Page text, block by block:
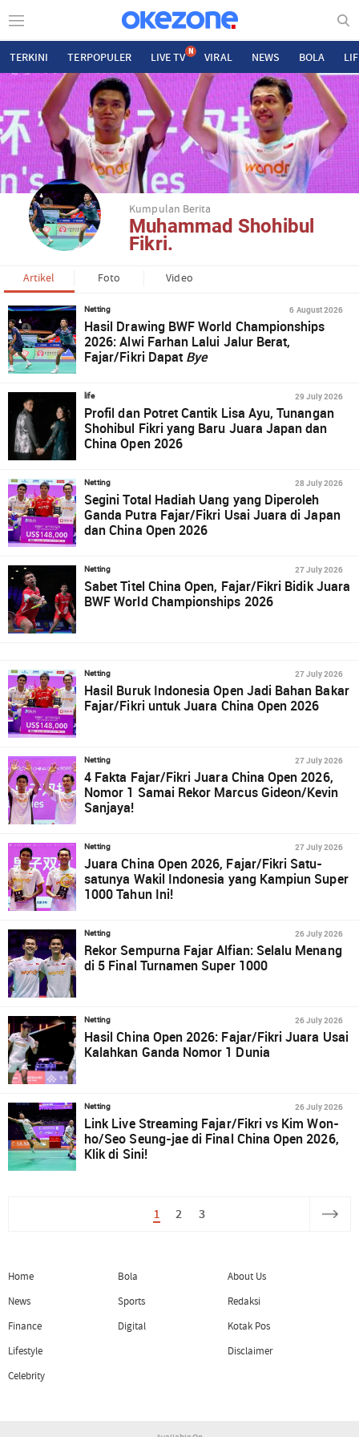
TERKINI TERPOPULER LIVE TV N VIRAL NEWS BOLA
Kumpulan Berita
Muhammad Shohibul
Fikri.
Artikel Foto Video
Netting 6 August 2026
Hasil Drawing BWF World Championships
2026: Alwi Farhan Lalui Jalur Berat,
Fajar/Fikri Dapat Bye
life 29 July 2026
Profil dan Potret Cantik Lisa Ayu, Tunangan
Shohibul Fikri yang Baru Juara Japan dan
China Open 2026
Netting 28 July 2026
Segini Total Hadiah Uang yang Diperoleh
Ganda Putra Fajar/Fikri Usai Juara di Japan
dan China Open 2026
Netting 27 July 2026
Sabet Titel China Open, Fajar/Fikri Bidik Juara
BWF World Championships 2026
Netting 27 July 2026
Hasil Buruk Indonesia Open Jadi Bahan Bakar
Fajar/Fikri untuk Juara China Open 2026
Netting 27 July 2026
4 Fakta Fajar/Fikri Juara China Open 2026,
Nomor 1 Samai Rekor Marcus Gideon/Kevin
Sanjaya!
Netting 27 July 2026
Juara China Open 2026, Fajar/Fikri Satu-
satunya Wakil Indonesia yang Kampiun Super
1000 Tahun Ini!
Netting 26 July 2026
Rekor Sempurna Fajar Alfian: Selalu Menang
di 5 Final Turnamen Super 1000
Netting 26 July 2026
Hasil China Open 2026: Fajar/Fikri Juara Usai
Kalahkan Ganda Nomor 1 Dunia
Netting 26 July 2026
Link Live Streaming Fajar/Fikri vs Kim Won-
ho/Seo Seung-jae di Final China Open 2026,
Klik di Sini!
1 2 3
Home
News
Finance
Lifestyle
Celebrity
Bola
Sports
Digital
About Us
Redaksi
Kotak Pos
Disclaimer